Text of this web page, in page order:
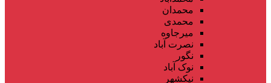
محمدان
محمدی
میرجاوه
نصرت آباد
نگور
نوک آباد
نیکشهر